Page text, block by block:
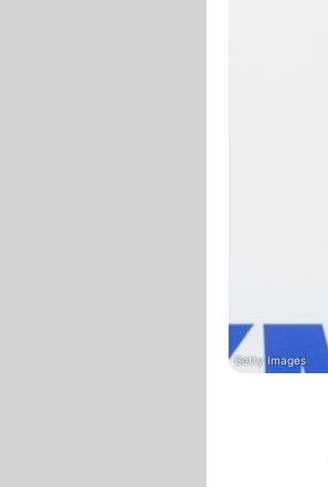
Getty Images